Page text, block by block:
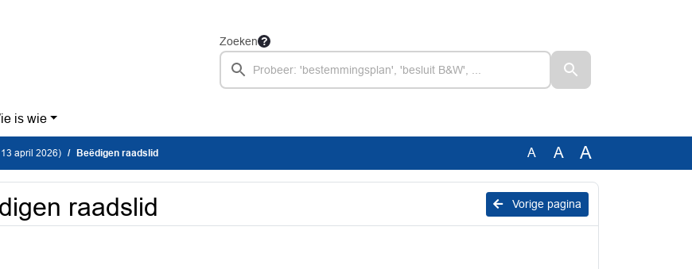
Zoeken
is wie
april 2026) Beëdigen raadslid A A A
Vorige pagina
raadslid